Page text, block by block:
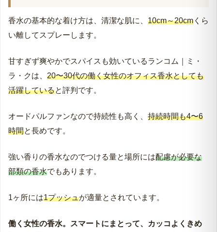
香水の基本的な着け方は、清潔な肌に、 10cm～20cm くら
い離してスプレーします。
甘すぎず爽やかでスパイスも効いているランコム｜ミ・
ラ・クは、 20〜30代の働く女性のオフィス香水としても
活躍していると評判です。
オードパルファンなので持続性も高く、 持続時間も4〜6
時間と長めです。
強い香りの香水なのでつける量と場所には配慮が必要な
部類の香水でもあります。
1ヶ所には1プッシュが適量とされています。
働く女性の香水。スマートにまとって、カッコよくきめ